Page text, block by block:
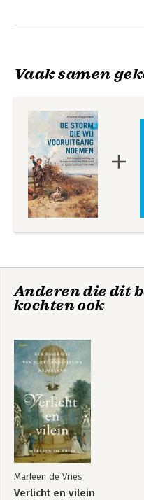
Vaak samen
Anderen die dit
kochten ook
Marleen de Vries
Verlicht en vilein